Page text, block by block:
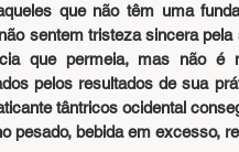
que não têm uma
sentem tristeza sincera
que permeia, mas não é
pelos resultados de sua
tântricos ocidental
pesado, bebida em excesso,